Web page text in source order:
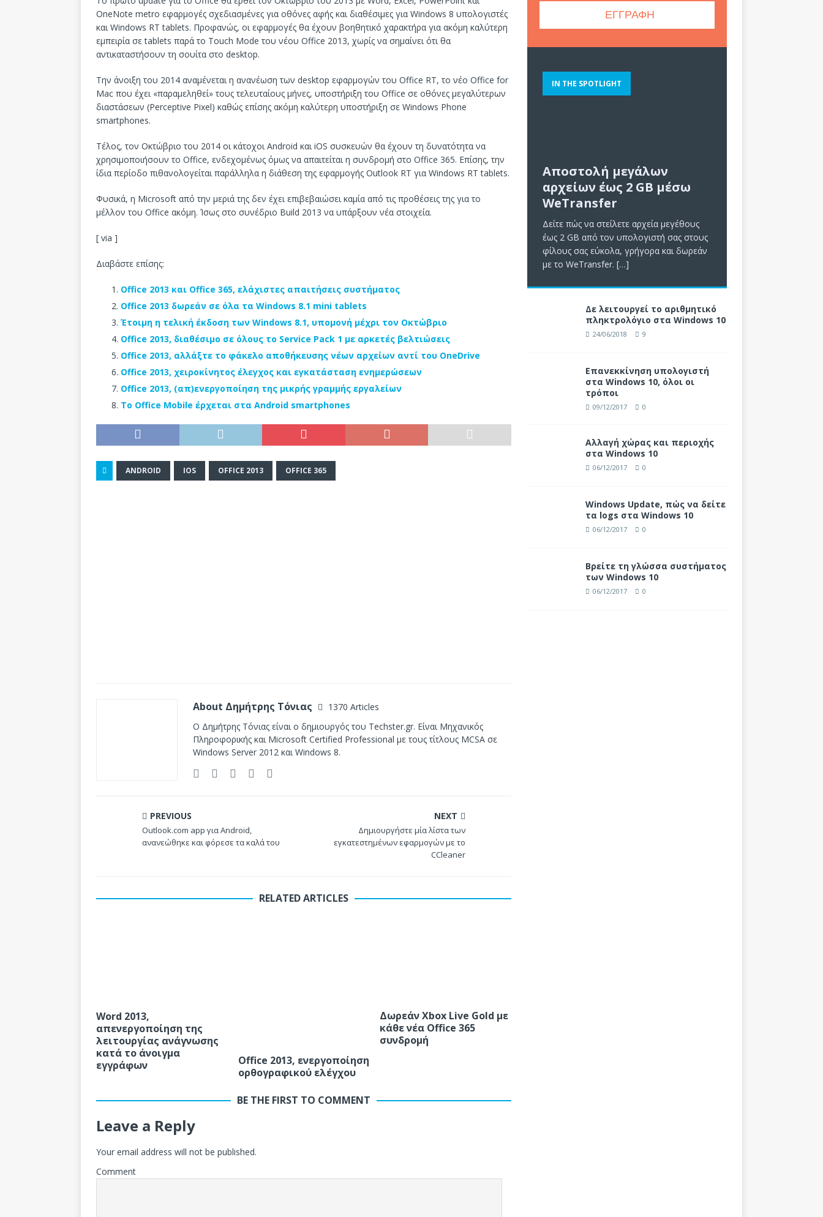
OneNote metro εφαρμογές σχεδιασμένες για οθόνες αφής και διαθέσιμες για Windows 8 υπολογιστές
και Windows RT tablets. Προφανώς, οι εφαρμογές θα έχουν βοηθητικό χαρακτήρα για ακόμη καλύτερη
εμπειρία σε tablets παρά το Touch Mode του νέου Office 2013, χωρίς να σημαίνει ότι θα
αντικαταστήσουν τη σουίτα στο desktop.
Την άνοιξη του 2014 αναμένεται η ανανέωση των desktop εφαρμογών του Office RT, το νέο Office for
Mac που έχει «παραμεληθεί» τους τελευταίους μήνες, υποστήριξη του Office σε οθόνες μεγαλύτερων
διαστάσεων (Perceptive Pixel) καθώς επίσης ακόμη καλύτερη υποστήριξη σε Windows Phone
smartphones.
Τέλος, τον Οκτώβριο του 2014 οι κάτοχοι Android και iOS συσκευών θα έχουν τη δυνατότητα να
χρησιμοποιήσουν το Office, ενδεχομένως όμως να απαιτείται η συνδρομή στο Office 365. Επίσης, την
ίδια περίοδο πιθανολογείται παράλληλα η διάθεση της εφαρμογής Outlook RT για Windows RT tablets.
Φυσικά, η Microsoft από την μεριά της δεν έχει επιβεβαιώσει καμία από τις προθέσεις της για το
μέλλον του Office ακόμη. Ίσως στο συνέδριο Build 2013 να υπάρξουν νέα στοιχεία.
[ via ]
Διαβάστε επίσης:
Office 2013 και Office 365, ελάχιστες απαιτήσεις συστήματος
Office 2013 δωρεάν σε όλα τα Windows 8.1 mini tablets
Έτοιμη η τελική έκδοση των Windows 8.1, υπομονή μέχρι τον Οκτώβριο
Office 2013, διαθέσιμο σε όλους το Service Pack 1 με αρκετές βελτιώσεις
Office 2013, αλλάξτε το φάκελο αποθήκευσης νέων αρχείων αντί του OneDrive
Office 2013, χειροκίνητος έλεγχος και εγκατάσταση ενημερώσεων
Office 2013, (απ)ενεργοποίηση της μικρής γραμμής εργαλείων
Το Office Mobile έρχεται στα Android smartphones
ANDROID IOS OFFICE 2013 OFFICE 365
About Δημήτρης Τόνιας
1370 Articles
Ο Δημήτρης Τόνιας είναι ο δημιουργός του Techster.gr. Είναι Μηχανικός
Πληροφορικής και Microsoft Certified Professional με τους τίτλους MCSA σε
Windows Server 2012 και Windows 8.
PREVIOUS
Outlook.com app για Android,
ανανεώθηκε και φόρεσε τα καλά του
NEXT
Δημιουργήστε μία λίστα των
εγκατεστημένων εφαρμογών με το
CCleaner
RELATED ARTICLES
Word 2013,
απενεργοποίηση της
λειτουργίας ανάγνωσης
κατά το άνοιγμα
εγγράφων
Office 2013, ενεργοποίηση
ορθογραφικού ελέγχου
Δωρεάν Xbox Live Gold με
κάθε νέα Office 365
συνδρομή
BE THE FIRST TO COMMENT
Leave a Reply
Your email address will not be published.
Comment
IN THE SPOTLIGHT
Αποστολή μεγάλων
αρχείων έως 2 GB μέσω
WeTransfer
Δείτε πώς να στείλετε αρχεία μεγέθους
έως 2 GB από τον υπολογιστή σας στους
φίλους σας εύκολα, γρήγορα και δωρεάν
με το WeTransfer. […]
Δε λειτουργεί το αριθμητικό
πληκτρολόγιο στα Windows 10
24/06/2018 9
Επανεκκίνηση υπολογιστή
στα Windows 10, όλοι οι
τρόποι
09/12/2017 0
Αλλαγή χώρας και περιοχής
στα Windows 10
06/12/2017 0
Windows Update, πώς να δείτε
τα logs στα Windows 10
06/12/2017 0
Βρείτε τη γλώσσα συστήματος
των Windows 10
06/12/2017 0